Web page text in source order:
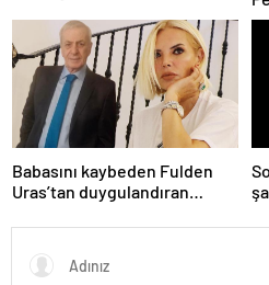
Babasını kaybeden Fulden
Uras’tan duygulandıran